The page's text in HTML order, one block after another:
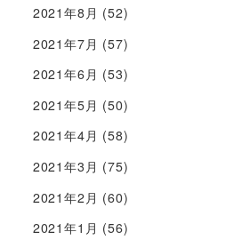
2021年8月 (52)
2021年7月 (57)
2021年6月 (53)
2021年5月 (50)
2021年4月 (58)
2021年3月 (75)
2021年2月 (60)
2021年1月 (56)